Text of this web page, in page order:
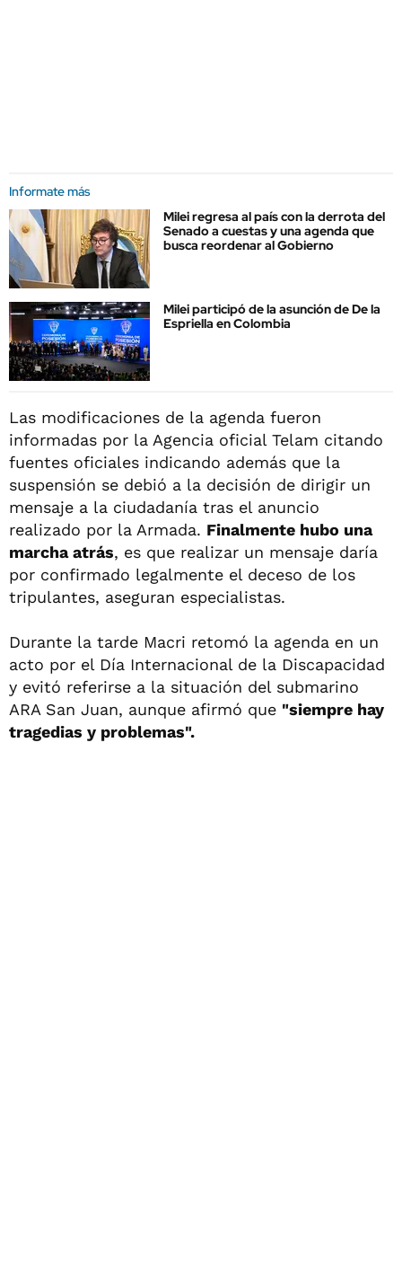
Informate más
Milei regresa al país con la derrota del
Senado a cuestas y una agenda que
busca reordenar al Gobierno
Milei participó de la asunción de De la
Espriella en Colombia
Las modificaciones de la agenda fueron
informadas por la Agencia oficial Telam citando
fuentes oficiales indicando además que la
suspensión se debió a la decisión de dirigir un
mensaje a la ciudadanía tras el anuncio
realizado por la Armada. Finalmente hubo una
marcha atrás, es que realizar un mensaje daría
por confirmado legalmente el deceso de los
tripulantes, aseguran especialistas.
Durante la tarde Macri retomó la agenda en un
acto por el Día Internacional de la Discapacidad
y evitó referirse a la situación del submarino
ARA San Juan, aunque afirmó que "siempre hay
tragedias y problemas".